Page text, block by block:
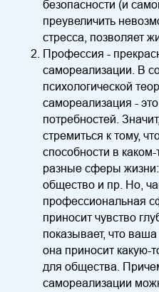
безопасности (и
преувеличить
стресса, позволяет
Профессия -
самореализации. В
психологической
самореализация -
потребностей.
стремиться к тому,
способности в
разные сферы жизни:
общество и пр. Но,
профессиональная
приносит чувство
показывает, что
она приносит какую-
для общества.
самореализации